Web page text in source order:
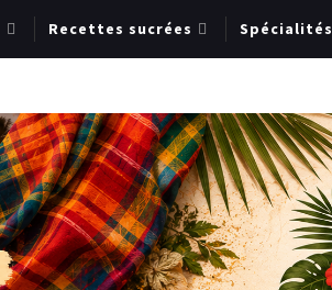
Recettes sucrées Spécialités